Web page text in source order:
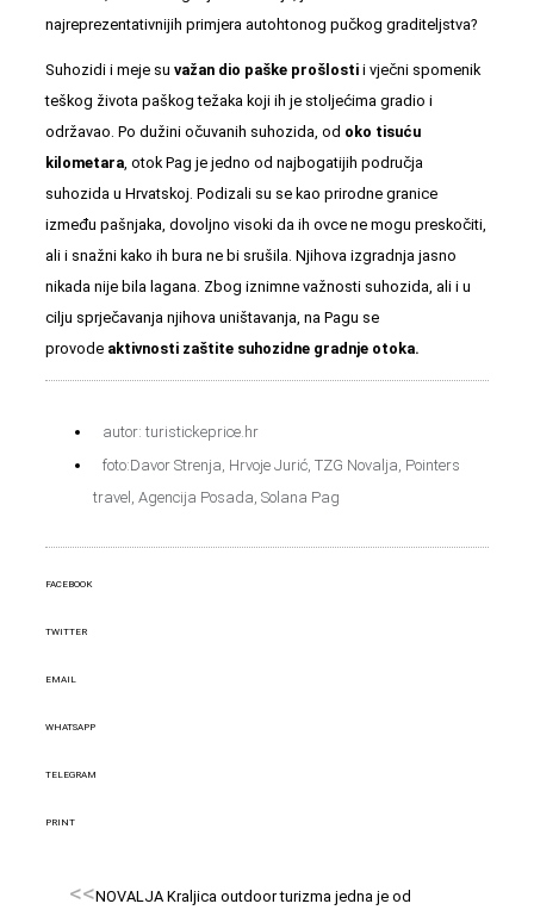
najreprezentativnijih primjera autohtonog pučkog graditeljstva?
Suhozidi i meje su važan dio paške prošlosti i vječni spomenik
teškog života paškog težaka koji ih je stoljećima gradio i
održavao. Po dužini očuvanih suhozida, od oko tisuću
kilometara, otok Pag je jedno od najbogatijih područja
suhozida u Hrvatskoj. Podizali su se kao prirodne granice
između pašnjaka, dovoljno visoki da ih ovce ne mogu preskočiti,
ali i snažni kako ih bura ne bi srušila. Njihova izgradnja jasno
nikada nije bila lagana. Zbog iznimne važnosti suhozida, ali i u
cilju sprječavanja njihova uništavanja, na Pagu se
provode aktivnosti zaštite suhozidne gradnje otoka.
autor: turistickeprice.hr
foto:Davor Strenja, Hrvoje Jurić, TZG Novalja, Pointers
travel, Agencija Posada, Solana Pag
FACEBOOK
TWITTER
EMAIL
WHATSAPP
TELEGRAM
PRINT
<<NOVALJA Kraljica outdoor turizma jedna je od